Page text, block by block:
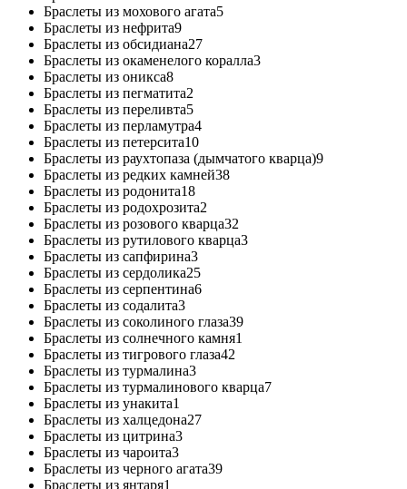
Браслеты из мохового агата5
Браслеты из нефрита9
Браслеты из обсидиана27
Браслеты из окаменелого коралла3
Браслеты из оникса8
Браслеты из пегматита2
Браслеты из переливта5
Браслеты из перламутра4
Браслеты из петерсита10
Браслеты из раухтопаза (дымчатого кварца)9
Браслеты из редких камней38
Браслеты из родонита18
Браслеты из родохрозита2
Браслеты из розового кварца32
Браслеты из рутилового кварца3
Браслеты из сапфирина3
Браслеты из сердолика25
Браслеты из серпентина6
Браслеты из содалита3
Браслеты из соколиного глаза39
Браслеты из солнечного камня1
Браслеты из тигрового глаза42
Браслеты из турмалина3
Браслеты из турмалинового кварца7
Браслеты из унакита1
Браслеты из халцедона27
Браслеты из цитрина3
Браслеты из чароита3
Браслеты из черного агата39
Браслеты из янтаря1